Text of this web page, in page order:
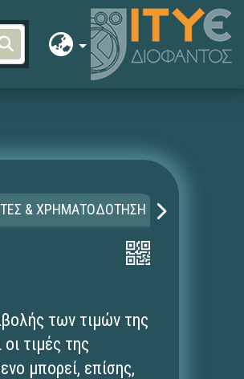
& ΧΡΗΜΑΤΟΔΟΤΗΣΗ
των τιμών της
τιμές της
μπορεί, επίσης,